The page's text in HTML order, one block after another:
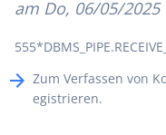
am Do, 06/05/2025
Zum Verfassen von
egistrieren.